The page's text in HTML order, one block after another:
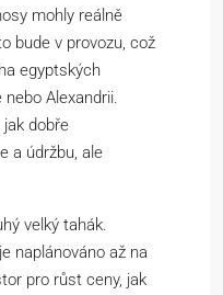
mohly reálně
bude v provozu, což
egyptských
Alexandrii.
dobře
a údržbu, ale
velký tahák.
naplánováno až na
pro růst ceny, jak